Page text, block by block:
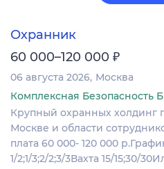
Охранник
60 000–120 000 ₽
06 августа 2026 Москва
Комплексная Безопасность
Крупный охранных холдинг
Москве и области
плата 60 000- 120 000
1/2;1/3;2/2;3/3Вахта 15/15;30/